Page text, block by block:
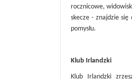
rocznicowe,
skecze - znajdzie się
pomysłu.
Klub Irlandzki
Klub Irlandzki